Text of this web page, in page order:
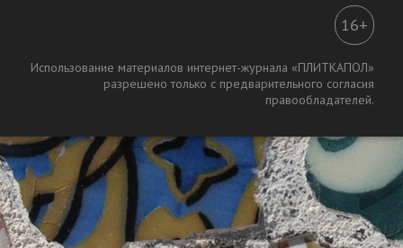
16+
Использование материалов интернет-журнала «ПЛИТКАПОЛ»
разрешено только с предварительного согласия
правообладателей.